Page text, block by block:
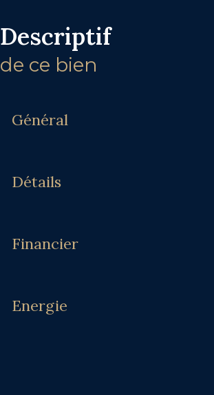
descriptif
de ce bien
Général
Détails
Financier
Energie